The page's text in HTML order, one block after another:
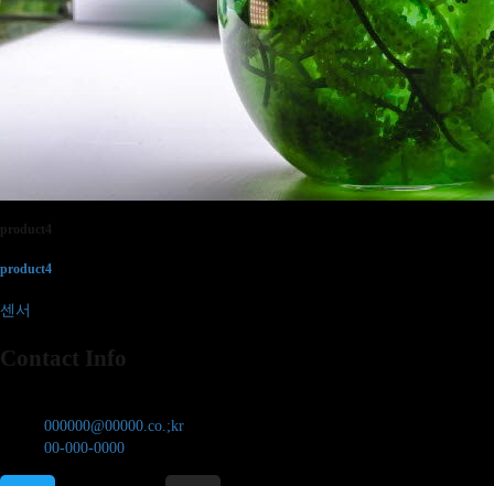
product4
product4
센서
Contact Info
000000@00000.co.;kr
00-000-0000